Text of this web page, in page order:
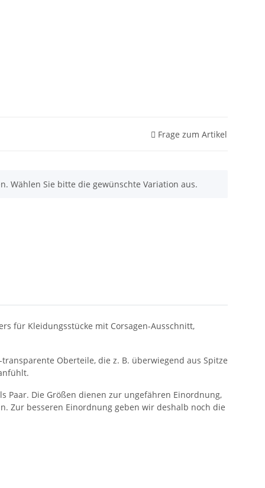
Frage zum Artikel
Wählen Sie bitte die gewünschte Variation aus.
für Kleidungsstücke mit Corsagen-Ausschnitt,
Oberteile, die z. B. überwiegend aus Spitze
Paar. Die Größen dienen zur ungefähren Einordnung,
Zur besseren Einordnung geben wir deshalb noch die